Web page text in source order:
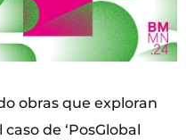
obras que exploran
de ‘PosGlobal